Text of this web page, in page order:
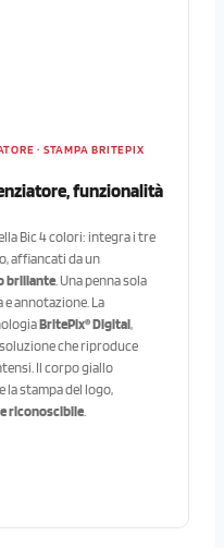
· STAMPA BRITEPIX
funzionalità
Bic 4 colori: integra i tre
affiancati da un
brillante. Una penna sola
annotazione. La
BritePix® Digital,
che riproduce
Il corpo giallo
stampa del logo,
riconoscibile.